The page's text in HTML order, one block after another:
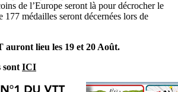
de l’Europe seront là pour décrocher le
177 médailles seront décernées lors de
auront lieu les 19 et 20 Août.
sont ICI